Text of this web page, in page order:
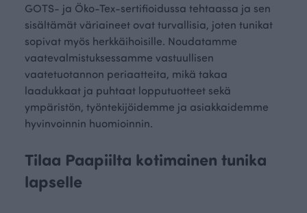
GOTS- ja Öko-Tex-sertifioidussa tehtaassa ja sen
sisältämät väriaineet ovat turvallisia, joten tunikat
sopivat myös herkkäihoisille. Noudatamme
vaatevalmistuksessamme vastuullisen
vaatetuotannon periaatteita, mikä takaa
laadukkaat ja puhtaat lopputuotteet sekä
ympäristön, työntekijöidemme ja asiakkaidemme
hyvinvoinnin huomioinnin.
Tilaa Paapiilta kotimainen tunika
lapselle